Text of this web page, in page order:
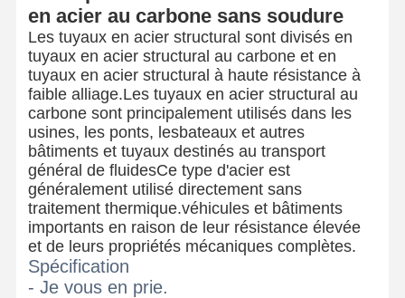
en acier au carbone sans soudure
Les tuyaux en acier structural sont divisés en
tuyaux en acier structural au carbone et en
tuyaux en acier structural à haute résistance à
faible alliage.Les tuyaux en acier structural au
carbone sont principalement utilisés dans les
usines, les ponts, lesbateaux et autres
bâtiments et tuyaux destinés au transport
général de fluidesCe type d'acier est
généralement utilisé directement sans
traitement thermique.véhicules et bâtiments
importants en raison de leur résistance élevée
et de leurs propriétés mécaniques complètes.
Spécification
- Je vous en prie.